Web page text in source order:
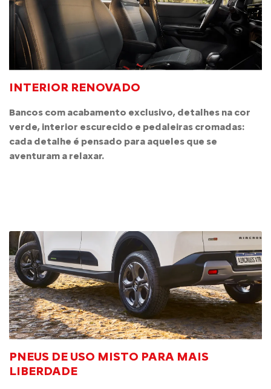
INTERIOR RENOVADO
Bancos com acabamento exclusivo, detalhes na cor
verde, interior escurecido e pedaleiras cromadas:
cada detalhe é pensado para aqueles que se
aventuram a relaxar.
PNEUS DE USO MISTO PARA MAIS
LIBERDADE